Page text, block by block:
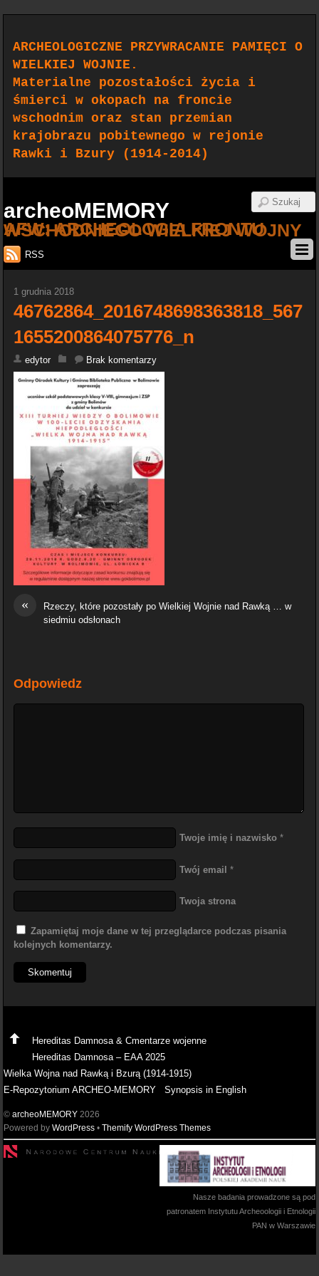
ARCHEOLOGICZNE PRZYWRACANIE PAMIĘCI O
WIELKIEJ WOJNIE.
Materialne pozostałości życia i
śmierci w okopach na froncie
wschodnim oraz stan przemian
krajobrazu pobitewnego w rejonie
Rawki i Bzury (1914-2014)
archeoMEMORY
AFW: ARCHEOLOGIA FRONTU WSCHODNIEGO WIELKIEJ WOJNY
RSS
1 grudnia 2018
46762864_2016748698363818_567
1655200864075776_n
edytor Brak komentarzy
«
Rzeczy, które pozostały po Wielkiej Wojnie nad Rawką … w
siedmiu odsłonach
Odpowiedz
Twoje imię i nazwisko *
Twój email *
Twoja strona
Zapamiętaj moje dane w tej przeglądarce podczas pisania
kolejnych komentarzy.
Hereditas Damnosa & Cmentarze wojenne
Hereditas Damnosa – EAA 2025
Wielka Wojna nad Rawką i Bzurą (1914-1915)
E-Repozytorium ARCHEO-MEMORY
Synopsis in English
©archeoMEMORY 2026
Powered byWordPress •Themify WordPress Themes
Nasze badania prowadzone są pod
patronatem Instytutu Archeoologii i Etnologii
PAN w Warszawie